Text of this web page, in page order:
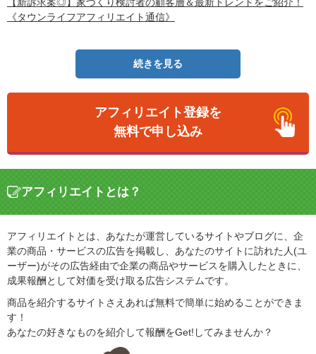
【新訴求案◎】家づくり検討者の顧客層＆最新トレンドをご紹介！
《タウンライフアフィリエイト通信》
続きを見る
アフィリエイト登録を
無料で申し込み
アフィリエイトとは？
アフィリエイトとは、あなたが運営しているサイトやブログに、企
業の商品・サービスの広告を掲載し、あなたのサイトに訪れた人(ユ
ーザー)がその広告経由で企業の商品やサービスを購入したときに、
成果報酬として対価を受け取る広告システムです。
商品を紹介するサイトさえあれば無料で簡単に始めることができま
す！
あなたの好きなものを紹介して報酬をGet!してみませんか？